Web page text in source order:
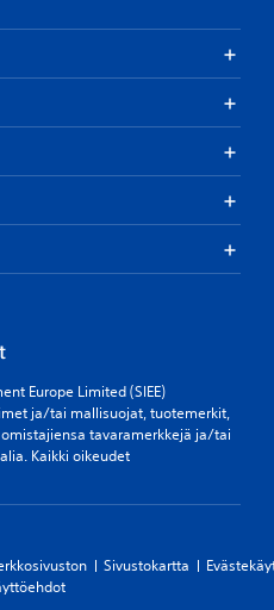
Europe Limited (SIEE)
ja/tai mallisuojat, tuotemerkit,
tavaramerkkejä ja/tai
Kaikki oikeudet
Sivustokartta